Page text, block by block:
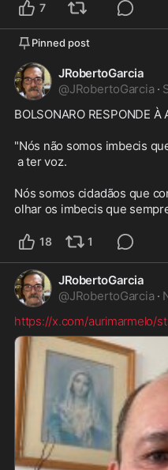
7
Pinned post
JRobertoGarcia
@JRobertoGarcia ·
BOLSONARO RESPONDE À
"Nós não somos imbecis
Nós somos cidadãos que
olhar os imbecis que
18 1
JRobertoGarcia
@JRobertoGarcia ·
https://x.com/aurimarmelo/st